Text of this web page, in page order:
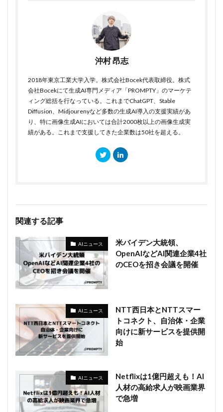
沖村 昂志
2018年東京工業大学入学。株式会社Bocek代表取締役。株式
会社Bocekにて生成AI専門メディア「PROMPTY」のマーケテ
ィング総括を行なっている。これまでChatGPT、Stable
Diffusion、Midjourenyなど多数の生成AI導入の支援実績があ
り、特に画像生成AIにおいては合計2000枚以上の画像生成実
績がある。これまで支援してきた企業数は50社を超える。
関連する記事
AIニュース
米バイデン大統領、
OpenAIなどAI関連企業4社
のCEOを招き会議を開催
AIニュース
NTT西日本とNTTスマー
トコネクト、自治体・企業
向けに新サービスを提供開
始
AIニュース
Netflixは1億円超えも！AI
人材の高給求人が映画業界
で急増